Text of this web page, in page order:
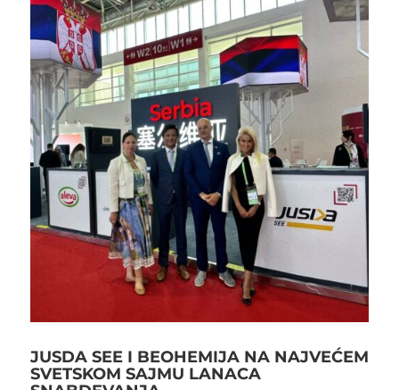
JUSDA SEE I BEOHEMIJA NA NAJVEĆEM
SVETSKOM SAJMU LANACA